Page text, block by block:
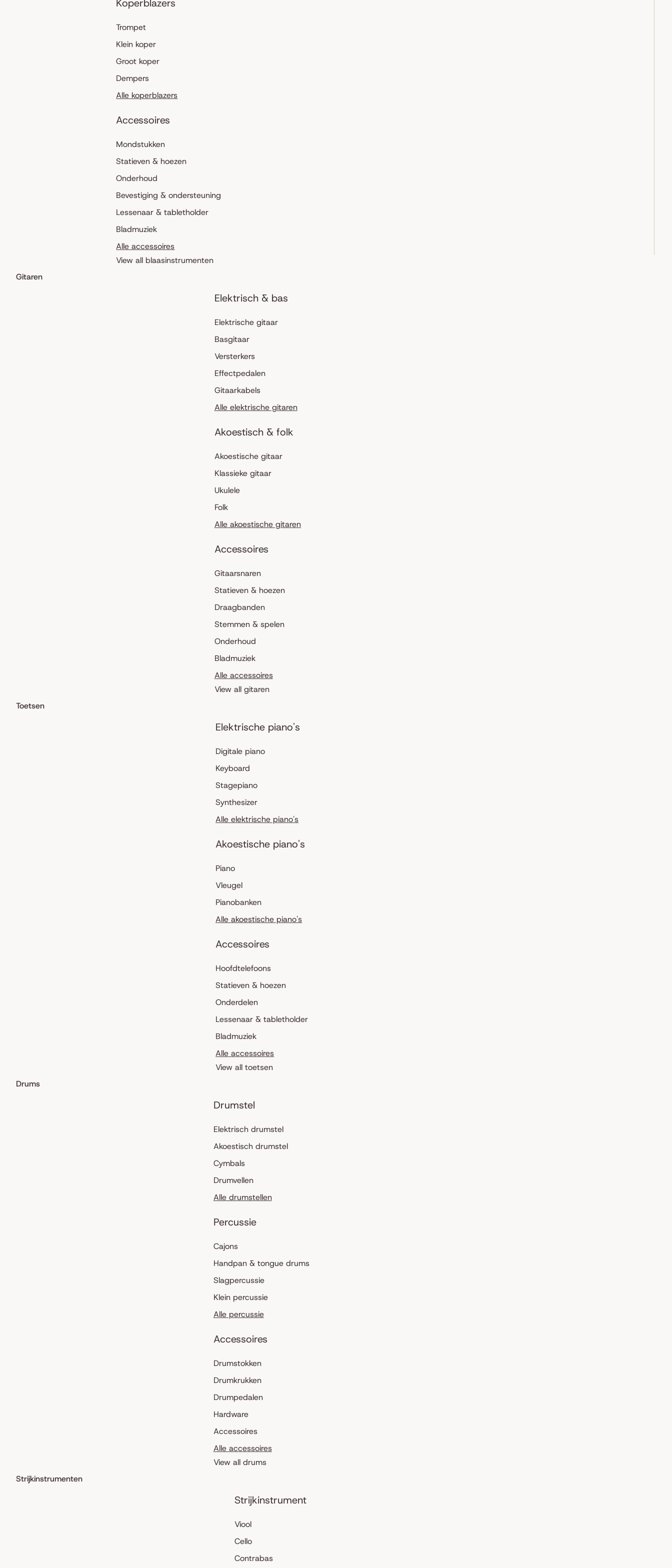
Koperblazers
Trompet
Klein koper
Groot koper
Dempers
Alle koperblazers
Accessoires
Mondstukken
Statieven & hoezen
Onderhoud
Bevestiging & ondersteuning
Lessenaar & tabletholder
Bladmuziek
Alle accessoires
View all blaasinstrumenten
Gitaren
Elektrisch & bas
Elektrische gitaar
Basgitaar
Versterkers
Effectpedalen
Gitaarkabels
Alle elektrische gitaren
Akoestisch & folk
Akoestische gitaar
Klassieke gitaar
Ukulele
Folk
Alle akoestische gitaren
Accessoires
Gitaarsnaren
Statieven & hoezen
Draagbanden
Stemmen & spelen
Onderhoud
Bladmuziek
Alle accessoires
View all gitaren
Toetsen
Elektrische piano's
Digitale piano
Keyboard
Stagepiano
Synthesizer
Alle elektrische piano's
Akoestische piano's
Piano
Vleugel
Pianobanken
Alle akoestische piano's
Accessoires
Hoofdtelefoons
Statieven & hoezen
Onderdelen
Lessenaar & tabletholder
Bladmuziek
Alle accessoires
View all toetsen
Drums
Drumstel
Elektrisch drumstel
Akoestisch drumstel
Cymbals
Drumvellen
Alle drumstellen
Percussie
Cajons
Handpan & tongue drums
Slagpercussie
Klein percussie
Alle percussie
Accessoires
Drumstokken
Drumkrukken
Drumpedalen
Hardware
Accessoires
Alle accessoires
View all drums
Strijkinstrumenten
Strijkinstrument
Viool
Cello
Contrabas